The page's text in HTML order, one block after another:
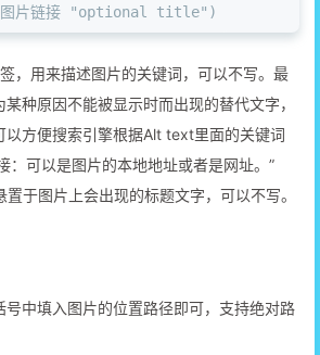
片链接 "optional title")
，用来描述图片的关键词，可以不写。最
种原因不能被显示时而出现的替代文字，
以方便搜索引擎根据Alt text里面的关键词
：可以是图片的本地地址或者是网址。”
于图片上会出现的标题文字，可以不写。
号中填入图片的位置路径即可，支持绝对路